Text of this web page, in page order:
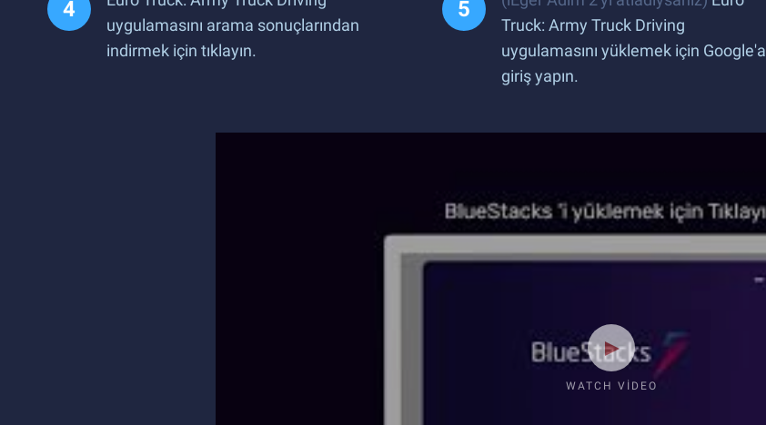
uygulamasını arama sonuçlarından
indirmek için tıklayın.
Truck: Army Truck Driving
uygulamasını yüklemek için Google'a
giriş yapın.
WATCH VIDEO